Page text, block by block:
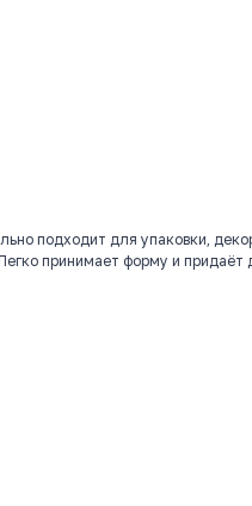
подходит для упаковки,
принимает форму и